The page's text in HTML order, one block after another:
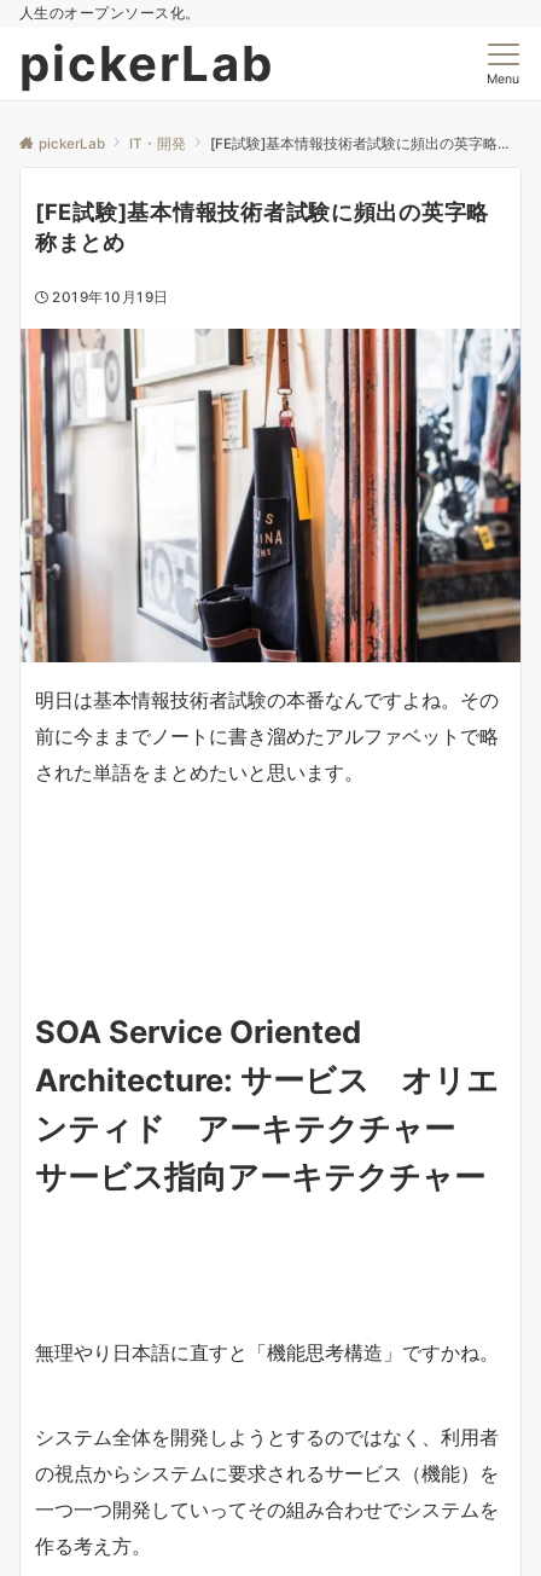
人生のオープンソース化。
pickerLab Menu
pickerLab IT・開発 [FE試験]基本情報技術者試験に頻出の英字略称まとめ
[FE試験]基本情報技術者試験に頻出の英字略
称まとめ
2019年10月19日
明日は基本情報技術者試験の本番なんですよね。その
前に今ままでノートに書き溜めたアルファベットで略
された単語をまとめたいと思います。
SOA Service Oriented
Architecture: サービス オリエ
ンティド アーキテクチャー
サービス指向アーキテクチャー
無理やり日本語に直すと「機能思考構造」ですかね。
システム全体を開発しようとするのではなく、利用者
の視点からシステムに要求されるサービス（機能）を
一つ一つ開発していってその組み合わせでシステムを
作る考え方。